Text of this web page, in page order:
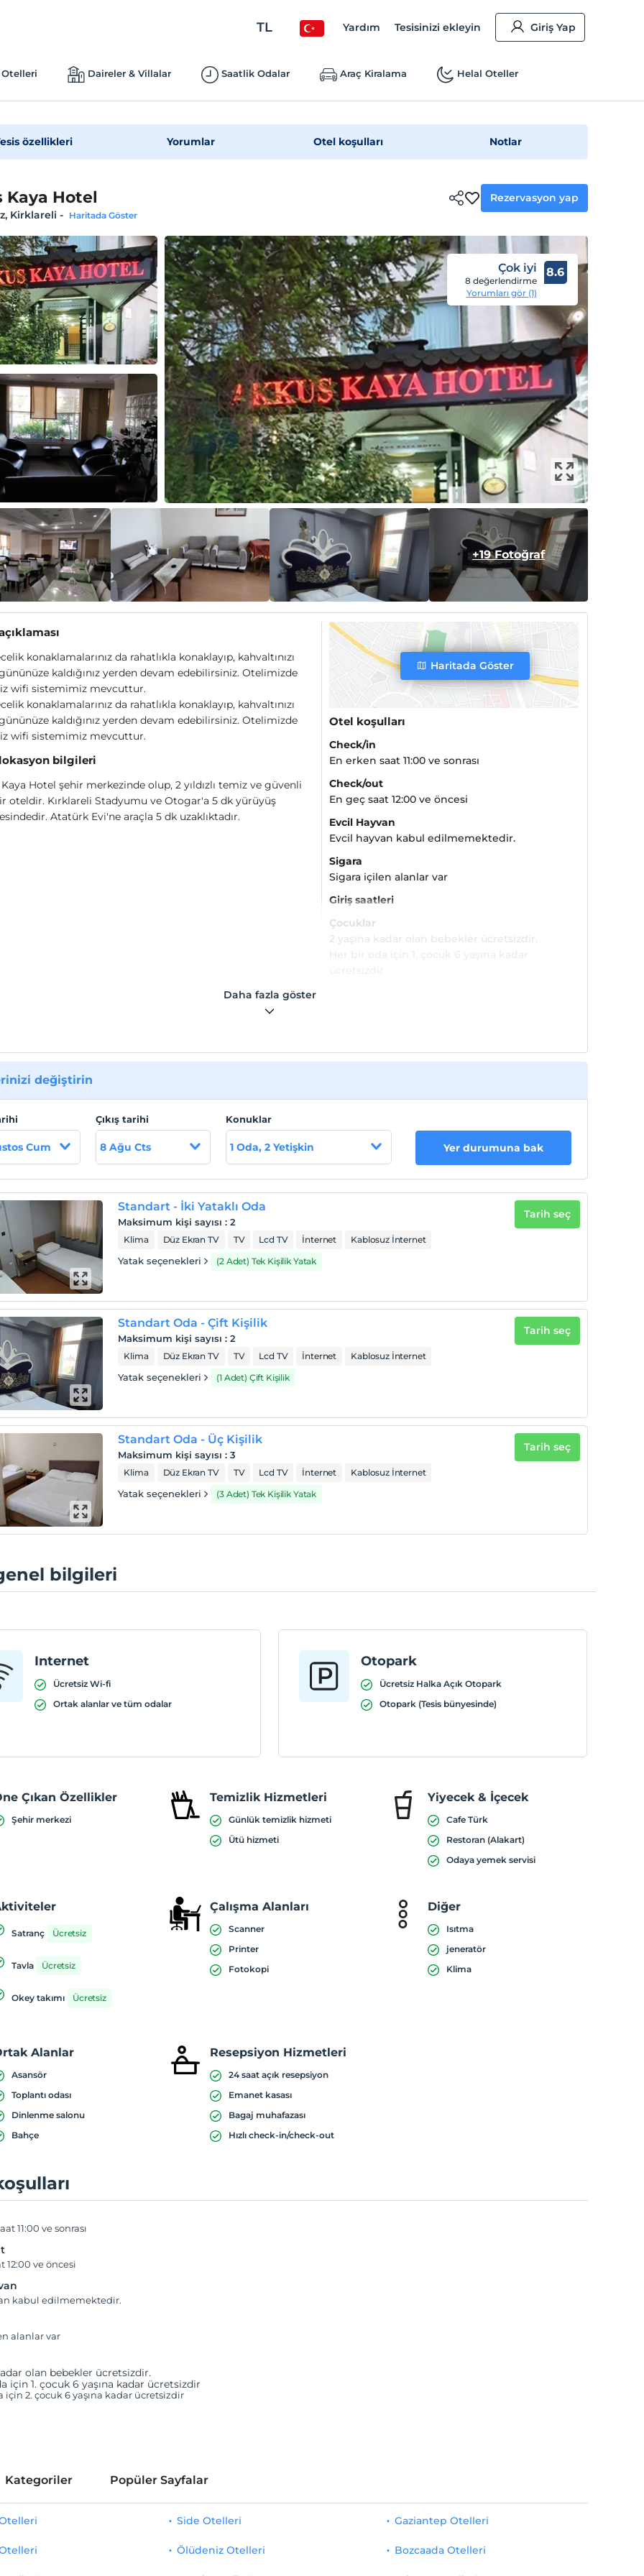
TL Yardım Tesisinizi ekleyin Giriş Yap
Daireler & Villalar Saatlik Odalar Araç Kiralama Helal Oteller
özellikleri Yorumlar Otel koşulları Notlar
Kaya Hotel
Kirklareli - Haritada Göster
Rezervasyon yap
Çok iyi
8 değerlendirme
Yorumları gör (1)
8.6
+19 Fotoğraf
konaklamalarınız da rahatlıkla konaklayıp, kahvaltınızı
kaldığınız yerden devam edebilirsiniz. Otelimizde
wifi sistemimiz mevcuttur.
konaklamalarınız da rahatlıkla konaklayıp, kahvaltınızı
kaldığınız yerden devam edebilirsiniz. Otelimizde
wifi sistemimiz mevcuttur.
bilgileri
Hotel şehir merkezinde olup, 2 yıldızlı temiz ve güvenli
oteldir. Kırklareli Stadyumu ve Otogar'a 5 dk yürüyüş
Atatürk Evi'ne araçla 5 dk uzaklıktadır.
Haritada Göster
Otel koşulları
Check/in
En erken saat 11:00 ve sonrası
Check/out
En geç saat 12:00 ve öncesi
Evcil Hayvan
Evcil hayvan kabul edilmemektedir.
Sigara
Sigara içilen alanlar var
Giriş saatleri
Çocuklar
2 yaşına kadar olan bebekler ücretsizdir.
Daha fazla göster
değiştirin
Cum
Çıkış tarihi
8 Ağu Cts
Konuklar
1 Oda, 2 Yetişkin Yer durumuna bak
Standart - İki Yataklı Oda
Maksimum kişi sayısı :2
Klima Düz Ekran TV TV Lcd TV İnternet Kablosuz İnternet
Yatak seçenekleri (2 Adet) Tek Kişilik Yatak
Tarih seç
Standart Oda - Çift Kişilik
Maksimum kişi sayısı :2
Klima Düz Ekran TV TV Lcd TV İnternet Kablosuz İnternet
Yatak seçenekleri (1 Adet) Çift Kişilik
Tarih seç
Standart Oda - Üç Kişilik
Maksimum kişi sayısı :3
Klima Düz Ekran TV TV Lcd TV İnternet Kablosuz İnternet
Yatak seçenekleri (3 Adet) Tek Kişilik Yatak
Tarih seç
bilgileri
Internet
Ücretsiz Wi-fi
Ortak alanlar ve tüm odalar
Otopark
Ücretsiz Halka Açık Otopark
Otopark (Tesis bünyesinde)
Çıkan Özellikler
Şehir merkezi
Temizlik Hizmetleri
Günlük temizlik hizmeti
Ütü hizmeti
Yiyecek & İçecek
Cafe Türk
Restoran (Alakart)
Odaya yemek servisi
Satranç Ücretsiz
Tavla Ücretsiz
Okey takımı Ücretsiz
Çalışma Alanları
Scanner
Printer
Fotokopi
Diğer
Isıtma
jeneratör
Klima
Alanlar
Asansör
Toplantı odası
Dinlenme salonu
Bahçe
Resepsiyon Hizmetleri
24 saat açık resepsiyon
Emanet kasası
Bagaj muhafazası
Hızlı check-in/check-out
11:00 ve sonrası
12:00 ve öncesi
kabul edilmemektedir.
alanlar var
olan bebekler ücretsizdir.
için 1. çocuk 6 yaşına kadar ücretsizdir
için 2. çocuk 6 yaşına kadar ücretsizdir
Kategoriler Popüler Sayfalar
Side Otelleri
Ölüdeniz Otelleri
Gaziantep Otelleri
Bozcaada Otelleri